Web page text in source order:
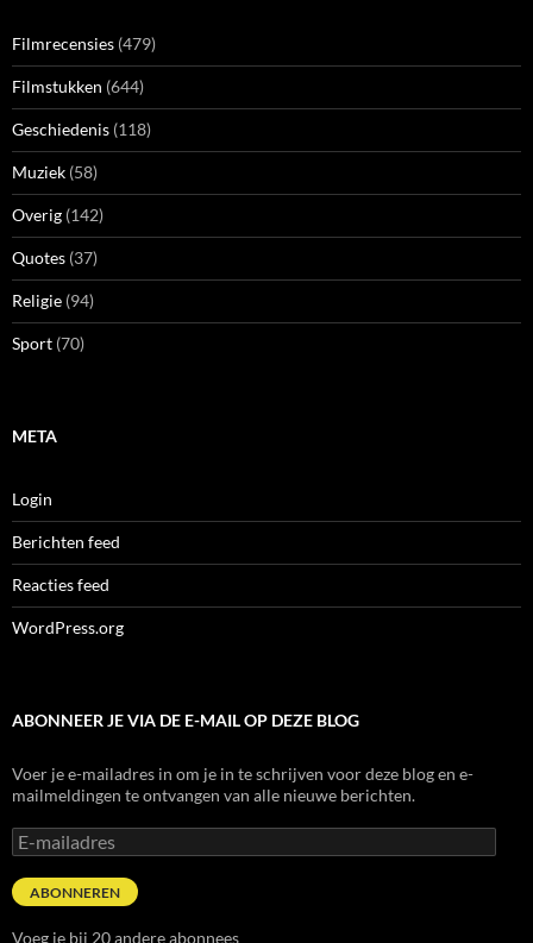
Filmrecensies (479)
Filmstukken (644)
Geschiedenis (118)
Muziek (58)
Overig (142)
Quotes (37)
Religie (94)
Sport (70)
META
Login
Berichten feed
Reacties feed
WordPress.org
ABONNEER JE VIA DE E-MAIL OP DEZE BLOG
Voer je e-mailadres in om je in te schrijven voor deze blog en e-
mailmeldingen te ontvangen van alle nieuwe berichten.
E-
mailadres
ABONNEREN
Voeg je bij 20 andere abonnees